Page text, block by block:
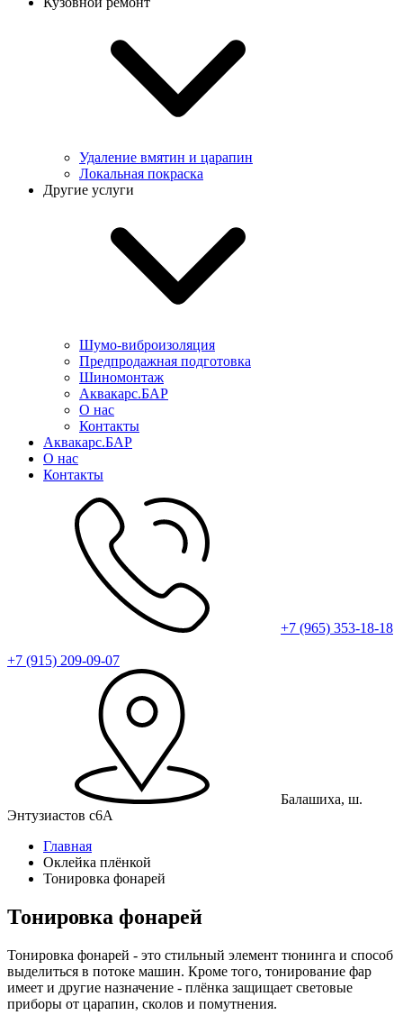
Удаление вмятин и царапин
Локальная покраска
Другие услуги
Шумо-виброизоляция
Предпродажная подготовка
Шиномонтаж
Аквакарс.БАР
О нас
Контакты
Аквакарс.БАР
О нас
Контакты
+7 (965) 353-18-18
+7 (915) 209-09-07
Балашиха, ш.
Энтузиастов с6А
Главная
Оклейка плёнкой
Тонировка фонарей
Тонировка фонарей
Тонировка фонарей - это стильный элемент тюнинга и способ
выделиться в потоке машин. Кроме того, тонирование фар
имеет и другие назначение - плёнка защищает световые
приборы от царапин, сколов и помутнения.